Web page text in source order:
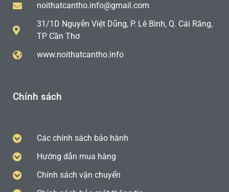
noithatcantho.info@gmail.com
31/1D Nguyễn Việt Dũng, P. Lê Bình, Q. Cái Răng,
TP Cần Thơ
www.noithatcantho.info
Chính sách
Các chính sách bảo hành
Hướng dẫn mua hàng
Chính sách vận chuyển